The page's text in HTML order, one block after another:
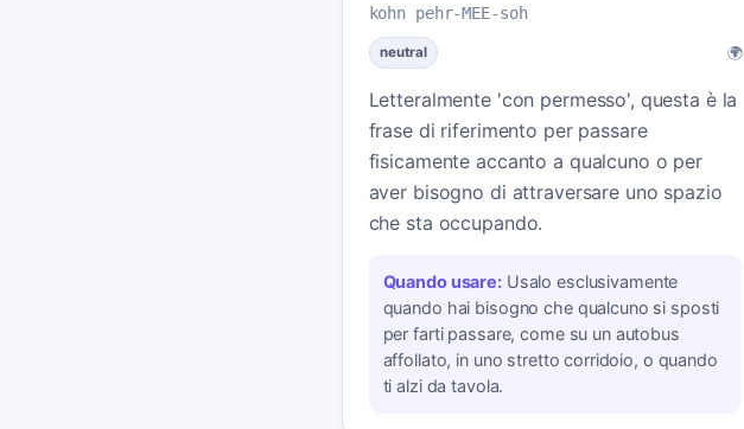
kohn pehr-MEE-soh
neutral 🌍
Letteralmente 'con permesso', questa è la
frase di riferimento per passare
fisicamente accanto a qualcuno o per
aver bisogno di attraversare uno spazio
che sta occupando.
Quando usare: Usalo esclusivamente
quando hai bisogno che qualcuno si sposti
per farti passare, come su un autobus
affollato, in uno stretto corridoio, o quando
ti alzi da tavola.